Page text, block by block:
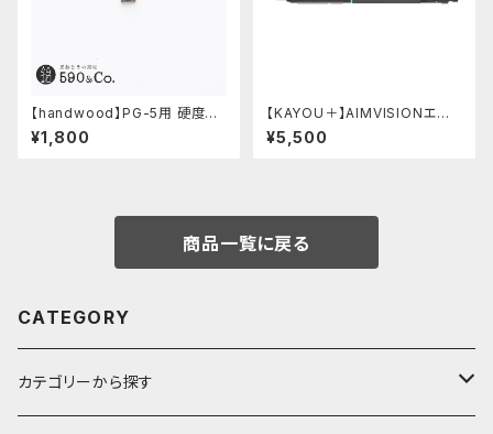
【handwood】PG-5用 硬度表
示窓 (ステンレス/楕円窓)
¥1,800
【KAYOU＋】AIMVISIONエイ
ムビジョン (ストーンブラック)
¥5,500
商品一覧に戻る
CATEGORY
カテゴリーから探す